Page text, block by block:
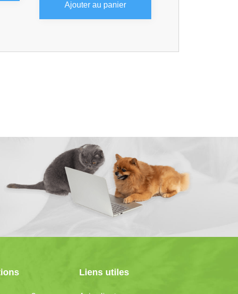
Ajouter au panier
Liens utiles